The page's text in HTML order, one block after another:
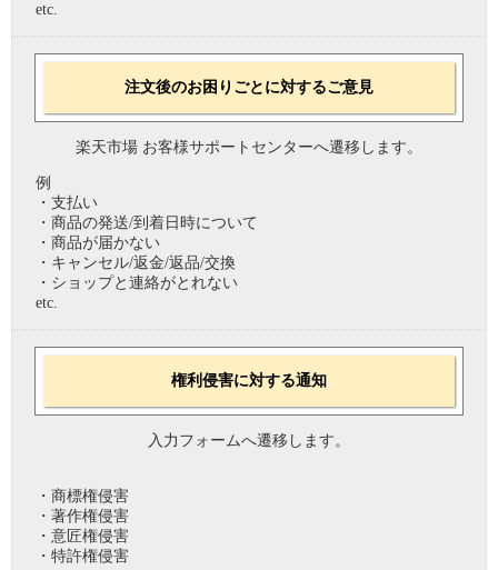
etc.
注文後のお困りごとに対するご意見
楽天市場 お客様サポートセンターへ遷移します。
例
・支払い
・商品の発送/到着日時について
・商品が届かない
・キャンセル/返金/返品/交換
・ショップと連絡がとれない
etc.
権利侵害に対する通知
入力フォームへ遷移します。
・商標権侵害
・著作権侵害
・意匠権侵害
・特許権侵害